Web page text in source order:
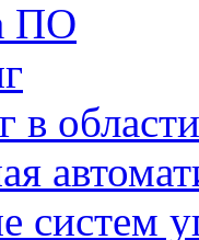
ПО
в
систем